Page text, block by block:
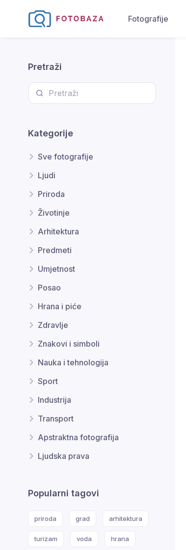
Fotografije
Pretraži
Kategorije
Sve fotografije
Ljudi
Priroda
Životinje
Arhitektura
Predmeti
Umjetnost
Posao
Hrana i piće
Zdravlje
Znakovi i simboli
Nauka i tehnologija
Sport
Industrija
Transport
Apstraktna fotografija
Ljudska prava
Popularni tagovi
priroda grad arhitektura
turizam voda hrana